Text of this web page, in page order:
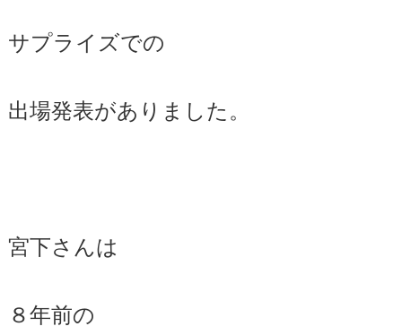
サプライズでの
出場発表がありました。
宮下さんは
８年前の